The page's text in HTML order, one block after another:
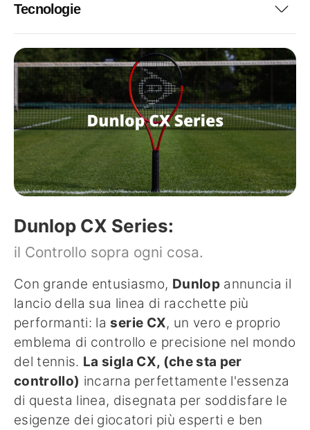
Tecnologie
Dunlop CX Series:
il Controllo sopra ogni cosa.
Con grande entusiasmo, Dunlopannuncia il
lancio della sua linea di racchette più
performanti: laserie CX, un vero e proprio
emblema di controllo e precisione nel mondo
del tennis. La sigla CX, (che sta per
controllo) incarna perfettamente l'essenza
di questa linea, disegnata per soddisfare le
esigenze dei giocatori più esperti e ben